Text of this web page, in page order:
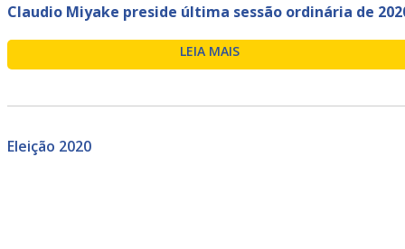
Claudio Miyake preside última sessão ordinária de
LEIA MAIS
Eleição 2020